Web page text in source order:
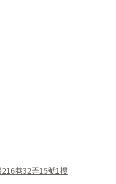
巷32弄15號1樓